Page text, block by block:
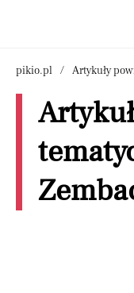
pikio.pl Artykuły